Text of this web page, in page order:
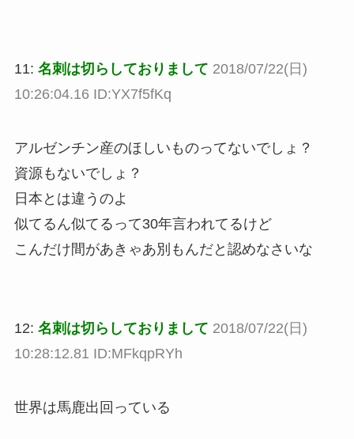
11: 名刺は切らしておりまして 2018/07/22(日)
10:26:04.16 ID:YX7f5fKq
アルゼンチン産のほしいものってないでしょ？
資源もないでしょ？
日本とは違うのよ
似てるん似てるって30年言われてるけど
こんだけ間があきゃあ別もんだと認めなさいな
12: 名刺は切らしておりまして 2018/07/22(日)
10:28:12.81 ID:MFkqpRYh
世界は馬鹿出回っている